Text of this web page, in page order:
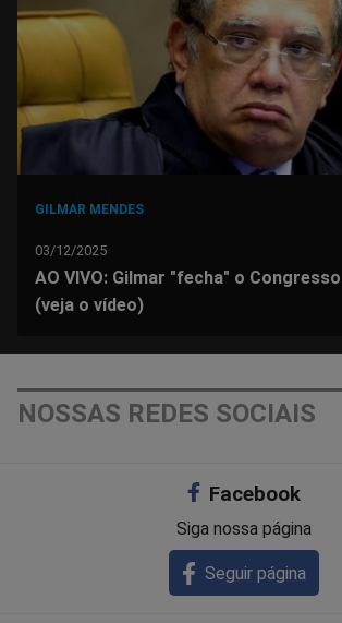
FacebookWhatsappTwitter
GILMAR MENDES
03/12/2025
AO VIVO: Gilmar "fecha" o
(veja o vídeo)
NOSSAS REDES SOCIAIS
Facebook
Siga nossa página
Seguir página